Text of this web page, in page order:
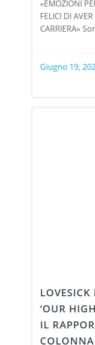
«EMOZIONI
FELICI DI
CARRIERA»
Giugno 19,
‘OUR
IL